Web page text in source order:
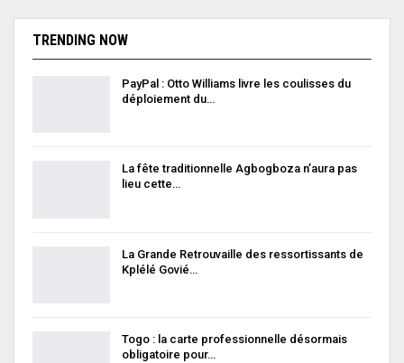
TRENDING NOW
PayPal : Otto Williams livre les coulisses du
déploiement du…
La fête traditionnelle Agbogboza n’aura pas
lieu cette…
La Grande Retrouvaille des ressortissants de
Kplélé Govié…
Togo : la carte professionnelle désormais
obligatoire pour…